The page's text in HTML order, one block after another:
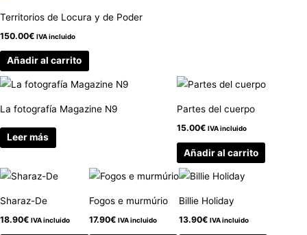
Territorios de Locura y de Poder
150.00€ IVA incluido
Añadir al carrito
La fotografía Magazine N9
Leer más
Partes del cuerpo
15.00€ IVA incluido
Añadir al carrito
Sharaz-De
18.90€ IVA incluido
Fogos e murmúrio
17.90€ IVA incluido
Billie Holiday
13.90€ IVA incluido